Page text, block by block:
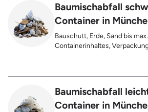
Baumischabfall
Container in
Bauschutt, Erde, Sand bis
Containerinhaltes,
Kunststoffe, Gummi,
Teppiche, Gardinen,
Trockenbauwände, Metalle,
Baumischabfall
Container in